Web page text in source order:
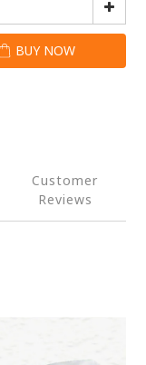
BUY NOW
Customer
Reviews